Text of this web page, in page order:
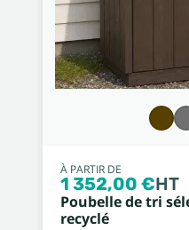
À PARTIR DE
1 352,00 €HT
Poubelle de tri
recyclé